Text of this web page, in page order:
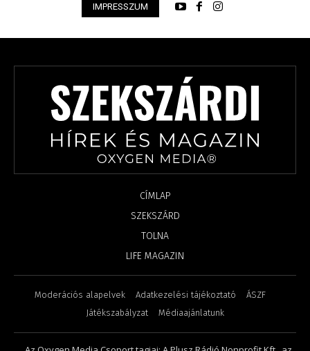
IMPRESSZUM
CÍMLAP
SZEKSZÁRD
TOLNA
LIFE MAGAZIN
Moderációs alapelvek Adatkezelési tájékoztató
ÁSZF
Játékszabályzat
Médiaajánlatunk